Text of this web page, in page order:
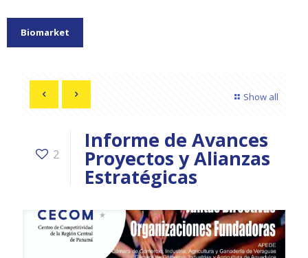
Biomarket
Show all
2
Informe de Avances
Proyectos y Alianzas
Estratégicas